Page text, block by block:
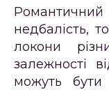
недбалість,
локони
залежності
можуть